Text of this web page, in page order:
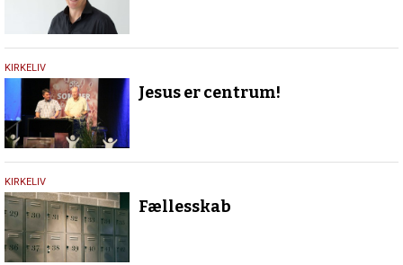
5.
september
2018
KIRKELIV
Jesus er centrum!
29.
september
2017
KIRKELIV
Fællesskab